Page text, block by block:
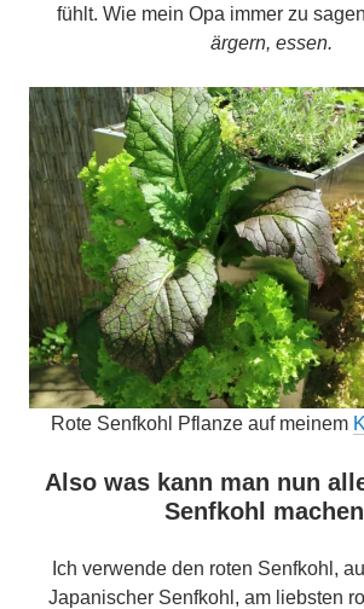
fühlt. Wie mein Opa immer zu
ärgern, essen.
Rote Senfkohl Pflanze auf meinem
Also was kann man nun
Senfkohl
Ich verwende den roten Senfkohl,
Japanischer Senfkohl, am liebsten